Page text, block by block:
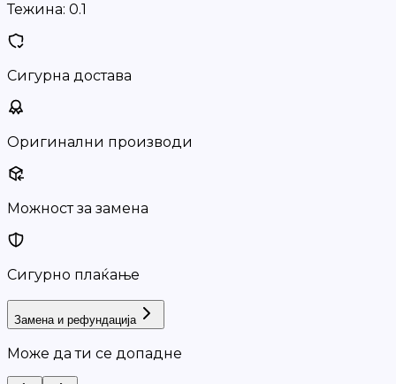
Тежина: 0.1
Сигурна достава
Оригинални производи
Можност за замена
Сигурно плаќање
Замена и рефундација
Може да ти се допадне